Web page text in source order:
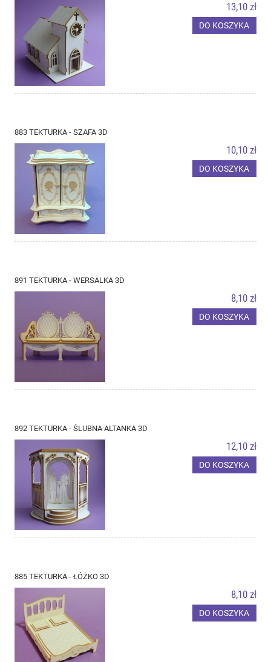
13,10 zł
DO KOSZYKA
883 TEKTURKA - SZAFA 3D
10,10 zł
DO KOSZYKA
891 TEKTURKA - WERSALKA 3D
8,10 zł
DO KOSZYKA
892 TEKTURKA - ŚLUBNA ALTANKA 3D
12,10 zł
DO KOSZYKA
885 TEKTURKA - ŁÓŻKO 3D
8,10 zł
DO KOSZYKA